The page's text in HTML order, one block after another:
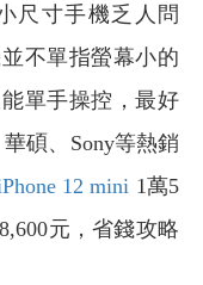
寸手機乏人問
不單指螢幕小的
單手操控，最好
碩、Sony等熱銷
12 mini 1萬5
元，省錢攻略